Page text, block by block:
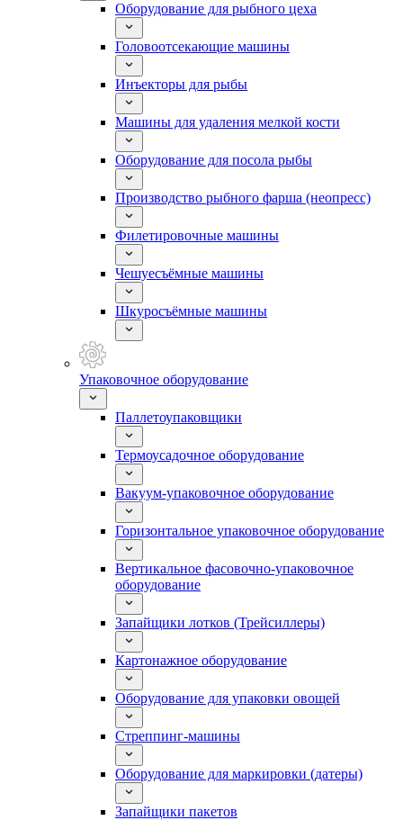
Оборудование для рыбного цеха
Головоотсекающие машины
Инъекторы для рыбы
Машины для удаления мелкой кости
Оборудование для посола рыбы
Производство рыбного фарша (неопресс)
Филетировочные машины
Чешуесъёмные машины
Шкуросъёмные машины
Упаковочное оборудование
Паллетоупаковщики
Термоусадочное оборудование
Вакуум-упаковочное оборудование
Горизонтальное упаковочное оборудование
Вертикальное фасовочно-упаковочное
оборудование
Запайщики лотков (Трейсиллеры)
Картонажное оборудование
Оборудование для упаковки овощей
Стреппинг-машины
Оборудование для маркировки (датеры)
Запайщики пакетов